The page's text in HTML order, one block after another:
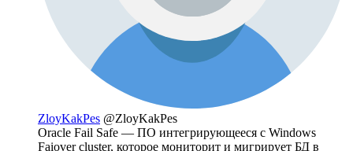
ZloyKakPes @ZloyKakPes
Oracle Fail Safe — ПО интегрирующееся с Windows
Faiover cluster, которое мониторит и мигрирует БД в